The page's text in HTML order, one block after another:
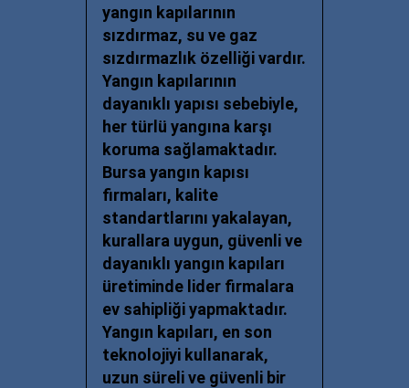
yangın kapılarının
sızdırmaz, su ve gaz
sızdırmazlık özelliği vardır.
Yangın kapılarının
dayanıklı yapısı sebebiyle,
her türlü yangına karşı
koruma sağlamaktadır.
Bursa yangın kapısı
firmaları, kalite
standartlarını yakalayan,
kurallara uygun, güvenli ve
dayanıklı yangın kapıları
üretiminde lider firmalara
ev sahipliği yapmaktadır.
Yangın kapıları, en son
teknolojiyi kullanarak,
uzun süreli ve güvenli bir